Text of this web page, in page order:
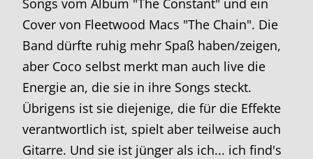
Cover von Fleetwood Macs "The Chain". Die
Band dürfte ruhig mehr Spaß haben/zeigen,
aber Coco selbst merkt man auch live die
Energie an, die sie in ihre Songs steckt.
Übrigens ist sie diejenige, die für die Effekte
verantwortlich ist, spielt aber teilweise auch
Gitarre. Und sie ist jünger als ich... ich find's